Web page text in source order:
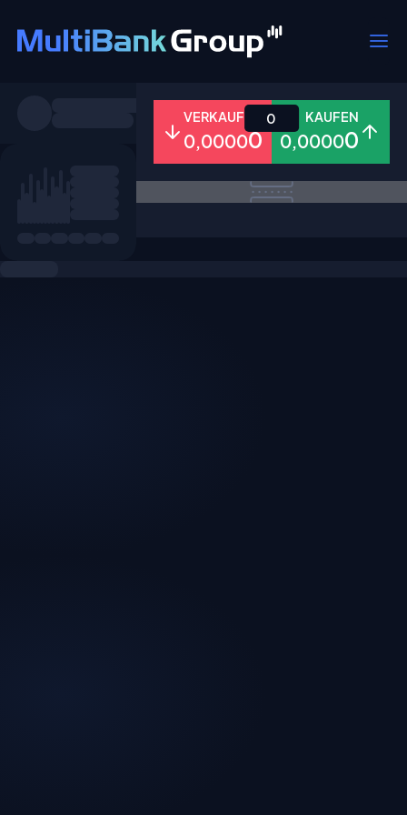
Alle Forex Metalle Aktien
VERKAUFEN
0,00000
KAUFEN
0,00000
0